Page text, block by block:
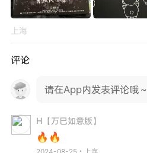
上海
评论
请在App内发表评论哦～
H【万巳如意版】
🔥🔥